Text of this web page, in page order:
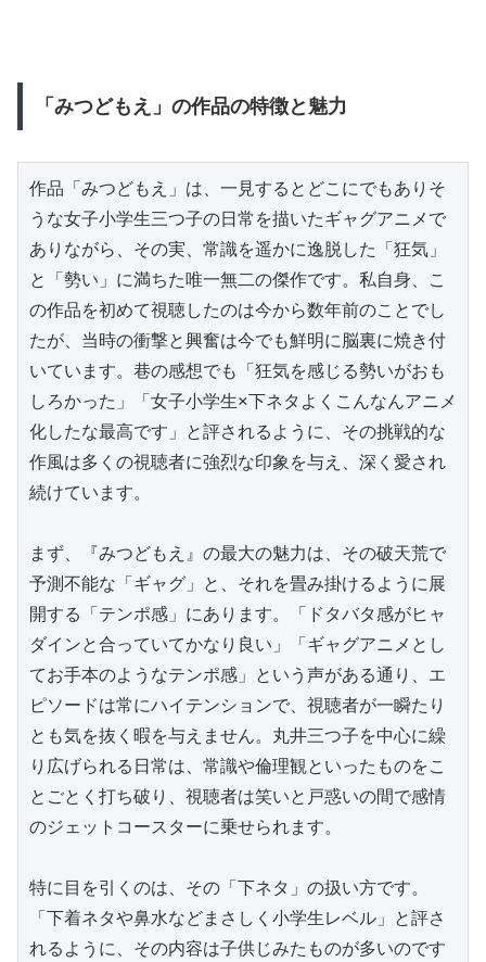
「みつどもえ」の作品の特徴と魅力
作品「みつどもえ」は、一見するとどこにでもありそ
うな女子小学生三つ子の日常を描いたギャグアニメで
ありながら、その実、常識を遥かに逸脱した「狂気」
と「勢い」に満ちた唯一無二の傑作です。私自身、こ
の作品を初めて視聴したのは今から数年前のことでし
たが、当時の衝撃と興奮は今でも鮮明に脳裏に焼き付
いています。巷の感想でも「狂気を感じる勢いがおも
しろかった」「女子小学生×下ネタよくこんなんアニメ
化したな最高です」と評されるように、その挑戦的な
作風は多くの視聴者に強烈な印象を与え、深く愛され
続けています。
まず、『みつどもえ』の最大の魅力は、その破天荒で
予測不能な「ギャグ」と、それを畳み掛けるように展
開する「テンポ感」にあります。「ドタバタ感がヒャ
ダインと合っていてかなり良い」「ギャグアニメとし
てお手本のようなテンポ感」という声がある通り、エ
ピソードは常にハイテンションで、視聴者が一瞬たり
とも気を抜く暇を与えません。丸井三つ子を中心に繰
り広げられる日常は、常識や倫理観といったものをこ
とごとく打ち破り、視聴者は笑いと戸惑いの間で感情
のジェットコースターに乗せられます。
特に目を引くのは、その「下ネタ」の扱い方です。
「下着ネタや鼻水などまさしく小学生レベル」と評さ
れるように、その内容は子供じみたものが多いのです